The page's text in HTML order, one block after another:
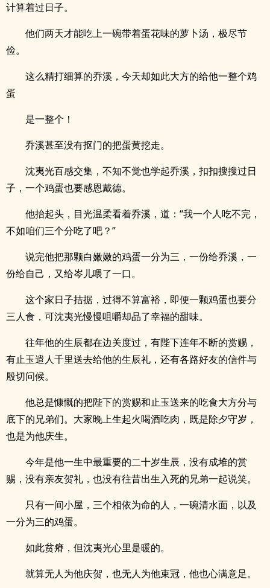
计算着过日子。
他们两天才能吃上一碗带着蛋花味的萝卜汤，极尽节
俭。
这么精打细算的乔溪，今天却如此大方的给他一整个鸡
蛋
是一整个！
乔溪甚至没有抠门的把蛋黄挖走。
沈夷光百感交集，不知不觉也学起乔溪，扣扣搜搜过日
子，一个鸡蛋也要感恩戴德。
他抬起头，目光温柔看着乔溪，道：“我一个人吃不完，
不如咱们三个分吃了吧？”
说完他把那颗白嫩嫩的鸡蛋一分为三，一份给乔溪，一
份给自己，又给岑儿喂了一口。
这个家日子拮据，过得不算富裕，即便一颗鸡蛋也要分
三人食，可沈夷光慢慢咀嚼却品了幸福的甜味。
往年他的生辰都在边关度过，有陛下连年不断的赏赐，
有止玉遣人千里送去给他的生辰礼，还有各路好友的信件与
殷切问候。
他总是慷慨的把陛下的赏赐和止玉送来的吃食大方分与
底下的兄弟们。大家晚上生起火喝酒吃肉，既是除夕守岁，
也是为他庆生。
今年是他一生中最重要的二十岁生辰，没有成堆的赏
赐，没有亲友贺礼，也没有往昔出生入死的兄弟一起说笑。
只有一间小屋，三个相依为命的人，一碗清水面，以及
一分为三的鸡蛋。
如此贫瘠，但沈夷光心里是暖的。
就算无人为他庆贺，也无人为他束冠，他也心满意足。